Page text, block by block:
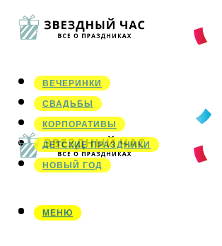
ВЕЧЕРИНКИ
СВАДЬБЫ
КОРПОРАТИВЫ
ДЕТСКИЕ ПРАЗДНИКИ
НОВЫЙ ГОД
МЕНЮ
МЕНЮ